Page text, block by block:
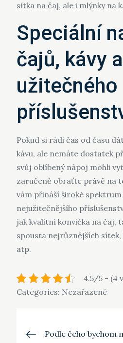
sítka na čaj, ale i mlýnky na
Speciální
čajů, kávy a
užitečného
Pokud si rádi čas od času
kávu, ale nemáte dostatek
svůj oblíbený nápoj mohli
zaručeně obraťte právě na
vám přináší široké
nejužitečnějšího
jak kvalitní konvička na čaj,
spousta nejrůznějších
atp.
4.5/5 - (4
Categories: Nezařazené
Navigace
Podle čeho bychom